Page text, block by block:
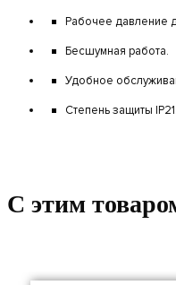
Рабочее давление
Бесшумная работа.
Удобное
Степень защиты IP21.
C этим